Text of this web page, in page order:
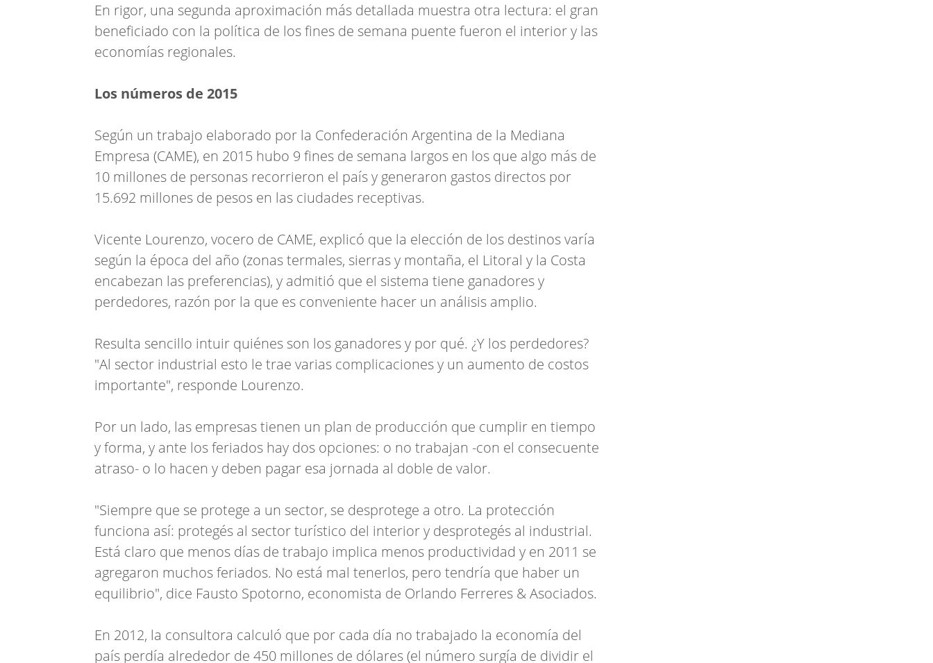
En rigor, una segunda aproximación más detallada muestra otra lectura: el gran
beneficiado con la política de los fines de semana puente fueron el interior y las
economías regionales.
Los números de 2015
Según un trabajo elaborado por la Confederación Argentina de la Mediana
Empresa (CAME), en 2015 hubo 9 fines de semana largos en los que algo más de
10 millones de personas recorrieron el país y generaron gastos directos por
15.692 millones de pesos en las ciudades receptivas.
Vicente Lourenzo, vocero de CAME, explicó que la elección de los destinos varía
según la época del año (zonas termales, sierras y montaña, el Litoral y la Costa
encabezan las preferencias), y admitió que el sistema tiene ganadores y
perdedores, razón por la que es conveniente hacer un análisis amplio.
Resulta sencillo intuir quiénes son los ganadores y por qué. ¿Y los perdedores?
"Al sector industrial esto le trae varias complicaciones y un aumento de costos
importante", responde Lourenzo.
Por un lado, las empresas tienen un plan de producción que cumplir en tiempo
y forma, y ante los feriados hay dos opciones: o no trabajan -con el consecuente
atraso- o lo hacen y deben pagar esa jornada al doble de valor.
"Siempre que se protege a un sector, se desprotege a otro. La protección
funciona así: protegés al sector turístico del interior y desprotegés al industrial.
Está claro que menos días de trabajo implica menos productividad y en 2011 se
agregaron muchos feriados. No está mal tenerlos, pero tendría que haber un
equilibrio", dice Fausto Spotorno, economista de Orlando Ferreres & Asociados.
En 2012, la consultora calculó que por cada día no trabajado la economía del
país perdía alrededor de 450 millones de dólares (el número surgía de dividir el